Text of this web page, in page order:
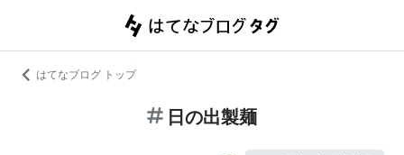
はてなブログ トップ
日の出製麺